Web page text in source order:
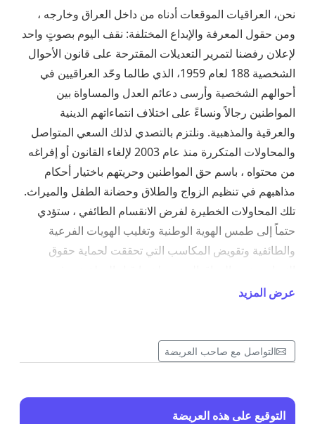
نحن، العراقيات الموقعات أدناه من داخل العراق وخارجه ،
ومن حقول المعرفة والإبداع المختلفة: نقف اليوم بصوتٍ واحد
لإعلان رفضنا لتمرير التعديلات المقترحة على قانون الأحوال
الشخصية 188 لعام 1959، الذي طالما وحّد العراقيين في
أحوالهم الشخصية وأرسى دعائم العدل والمساواة بين
المواطنين رجالاً ونساءً على اختلاف انتماءاتهم الدينية
والعرقية والمذهبية. ونلتزم بالتصدي لذلك السعي المتواصل
والمحاولات المتكررة منذ عام 2003 لإلغاء القانون أو إفراغه
من محتواه ، باسم حق المواطنين وحريتهم باختيار أحكام
مذاهبهم في تنظيم الزواج والطلاق وحضانة الطفل والميراث.
تلك المحاولات الخطيرة لفرض الانقسام الطائفي ، ستؤدي
حتماً إلى طمس الهوية الوطنية وتغليب الهويات الفرعية
والطائفية وتقويض المكاسب التي تحققت لحماية حقوق
قوانين تستند إلى تفسيرات ذات صفة خصوصية للشريعة
محاولات تعديل قانون الأحوال الشخصية تعكس بنية ذهنية
حقوق المرأة تحت غطاء ديني أو طائفي. هذه البنية الذكورية لا
عرض المزيد
التواصل مع صاحب العريضة
التوقيع على هذه العريضة